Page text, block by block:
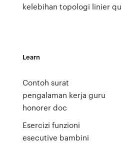
kelebihan topologi linier
Learn
Contoh surat
pengalaman kerja guru
honorer doc
Esercizi funzioni
esecutive bambini